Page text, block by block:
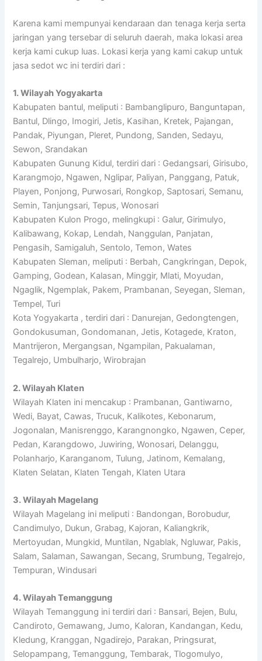
Karena kami mempunyai kendaraan dan tenaga kerja serta
jaringan yang tersebar di seluruh daerah, maka lokasi area
kerja kami cukup luas. Lokasi kerja yang kami cakup untuk
jasa sedot wc ini terdiri dari :
1. Wilayah Yogyakarta
Kabupaten bantul, meliputi : Bambanglipuro, Banguntapan,
Bantul, Dlingo, Imogiri, Jetis, Kasihan, Kretek, Pajangan,
Pandak, Piyungan, Pleret, Pundong, Sanden, Sedayu,
Sewon, Srandakan
Kabupaten Gunung Kidul, terdiri dari : Gedangsari, Girisubo,
Karangmojo, Ngawen, Nglipar, Paliyan, Panggang, Patuk,
Playen, Ponjong, Purwosari, Rongkop, Saptosari, Semanu,
Semin, Tanjungsari, Tepus, Wonosari
Kabupaten Kulon Progo, melingkupi : Galur, Girimulyo,
Kalibawang, Kokap, Lendah, Nanggulan, Panjatan,
Pengasih, Samigaluh, Sentolo, Temon, Wates
Kabupaten Sleman, meliputi : Berbah, Cangkringan, Depok,
Gamping, Godean, Kalasan, Minggir, Mlati, Moyudan,
Ngaglik, Ngemplak, Pakem, Prambanan, Seyegan, Sleman,
Tempel, Turi
Kota Yogyakarta , terdiri dari : Danurejan, Gedongtengen,
Gondokusuman, Gondomanan, Jetis, Kotagede, Kraton,
Mantrijeron, Mergangsan, Ngampilan, Pakualaman,
Tegalrejo, Umbulharjo, Wirobrajan
2. Wilayah Klaten
Wilayah Klaten ini mencakup : Prambanan, Gantiwarno,
Wedi, Bayat, Cawas, Trucuk, Kalikotes, Kebonarum,
Jogonalan, Manisrenggo, Karangnongko, Ngawen, Ceper,
Pedan, Karangdowo, Juwiring, Wonosari, Delanggu,
Polanharjo, Karanganom, Tulung, Jatinom, Kemalang,
Klaten Selatan, Klaten Tengah, Klaten Utara
3. Wilayah Magelang
Wilayah Magelang ini meliputi : Bandongan, Borobudur,
Candimulyo, Dukun, Grabag, Kajoran, Kaliangkrik,
Mertoyudan, Mungkid, Muntilan, Ngablak, Ngluwar, Pakis,
Salam, Salaman, Sawangan, Secang, Srumbung, Tegalrejo,
Tempuran, Windusari
4. Wilayah Temanggung
Wilayah Temanggung ini terdiri dari : Bansari, Bejen, Bulu,
Candiroto, Gemawang, Jumo, Kaloran, Kandangan, Kedu,
Kledung, Kranggan, Ngadirejo, Parakan, Pringsurat,
Selopampang, Temanggung, Tembarak, Tlogomulyo,